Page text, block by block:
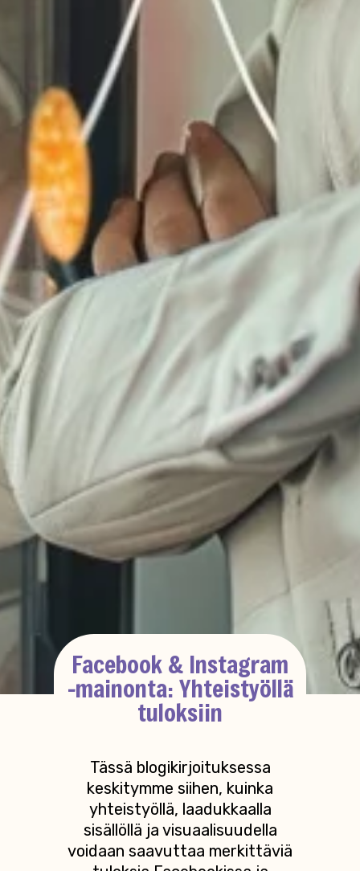
Facebook & Instagram
-mainonta: Yhteistyöllä
tuloksiin
Tässä blogikirjoituksessa
keskitymme siihen, kuinka
yhteistyöllä, laadukkaalla
sisällöllä ja visuaalisuudella
voidaan saavuttaa merkittäviä